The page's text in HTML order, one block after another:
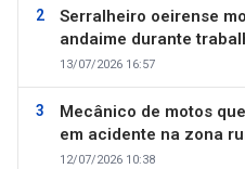
Serralheiro oeirense
andaime durante
13/07/2026 16:57
Mecânico de motos
em acidente na zona
12/07/2026 10:38